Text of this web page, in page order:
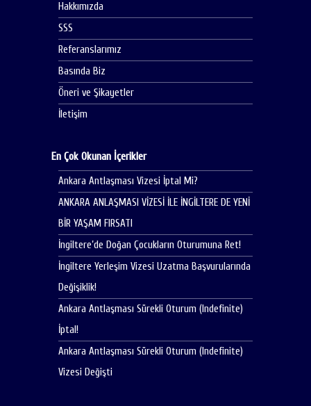
Hakkımızda
SSS
Referanslarımız
Basında Biz
Öneri ve Şikayetler
İletişim
En Çok Okunan İçerikler
Ankara Antlaşması Vizesi İptal Mi?
ANKARA ANLAŞMASI VİZESİ İLE İNGİLTERE DE YENİ
BİR YAŞAM FIRSATI
İngiltere’de Doğan Çocukların Oturumuna Ret!
İngiltere Yerleşim Vizesi Uzatma Başvurularında
Değişiklik!
Ankara Antlaşması Sürekli Oturum (Indefinite)
İptal!
Ankara Antlaşması Sürekli Oturum (Indefinite)
Vizesi Değişti